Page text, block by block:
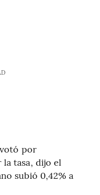
por
tasa, dijo el
subió 0,42% a